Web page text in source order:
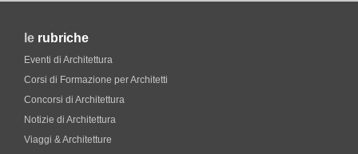
le rubriche
Eventi di Architettura
Corsi di Formazione per Architetti
Concorsi di Architettura
Notizie di Architettura
Viaggi & Architetture